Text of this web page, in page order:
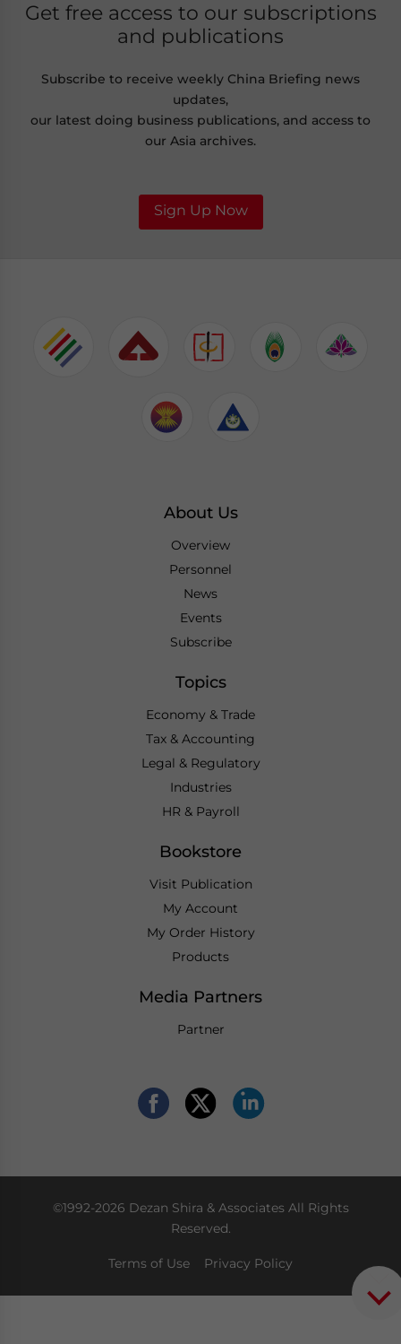
Get free access to our subscriptions
and publications
Subscribe to receive weekly China Briefing news
updates,
our latest doing business publications, and access to
our Asia archives.
Sign Up Now
About Us
Overview
Personnel
News
Events
Subscribe
Topics
Economy & Trade
Tax & Accounting
Legal & Regulatory
Industries
HR & Payroll
Bookstore
Visit Publication
My Account
My Order History
Products
Media Partners
Partner
©1992-2026 Dezan Shira & Associates All Rights
Reserved.
Terms of Use Privacy Policy